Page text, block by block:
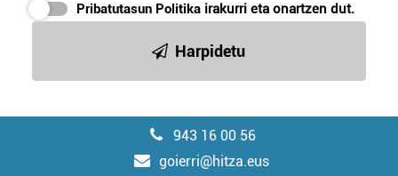
Pribatutasun Politika irakurri eta onartzen dut.
Harpidetu
943 16 00 56
goierri@hitza.eus